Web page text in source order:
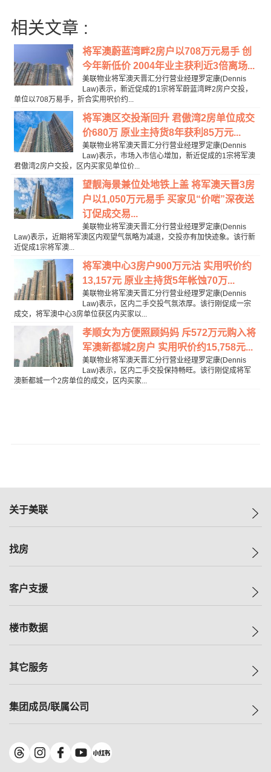
相关文章 :
将军澳蔚蓝湾畔2房户以708万元易手 创
今年新低价 2004年业主获利近3倍离场...
美联物业将军澳天晋汇分行营业经理罗定康(Dennis
Law)表示，新近促成的1宗将军蔚蓝湾畔2房户交投，
单位以708万易手，折合实用呎价约...
将军澳区交投渐回升 君傲湾2房单位成交
价680万 原业主持货8年获利85万元...
美联物业将军澳天晋汇分行营业经理罗定康(Dennis
Law)表示，市场入市信心增加，新近促成的1宗将军澳
君傲湾2房户交投，区内买家见单位价...
望靓海景兼位处地铁上盖 将军澳天晋3房
户以1,050万元易手 买家见“价啱”深夜送
订促成交易...
美联物业将军澳天晋汇分行营业经理罗定康(Dennis
Law)表示，近期将军澳区内观望气氛略为减退，交投亦有加快迹象。该行新
近促成1宗将军澳...
将军澳中心3房户900万元沽 实用呎价约
13,157元 原业主持货5年帐蚀70万...
美联物业将军澳天晋汇分行营业经理罗定康(Dennis
Law)表示，区内二手交投气氛浓厚。该行刚促成一宗
成交，将军澳中心3房单位获区内买家以...
孝顺女为方便照顾妈妈 斥572万元购入将
军澳新都城2房户 实用呎价约15,758元...
美联物业将军澳天晋汇分行营业经理罗定康(Dennis
Law)表示，区内二手交投保持畅旺。该行刚促成将军
澳新都城一个2房单位的成交，区内买家...
关于美联
美联集团
人才招募
找房
一手新房
减价
美联豪宅
独家楼盘
租房
客户支援
自助放盘
查询热线
按揭计算机
负担能力计算机
转按计算机
缴款方式
楼市数据
指数
历史成交
小区成交排行榜
地区百科
其它服务
小区专页
美联精英会
集团成员/联属公司
美联物业
鋑联控股*